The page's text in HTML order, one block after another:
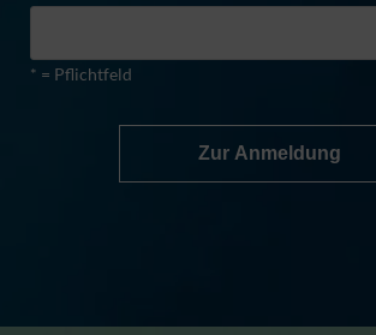
* = Pflichtfeld
Zur Anmeldung